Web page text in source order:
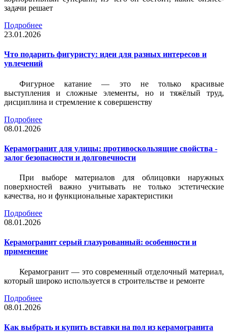
задачи решает
Подробнее
23.01.2026
Что подарить фигуристу: идеи для разных интересов и
увлечений
Фигурное катание — это не только красивые
выступления и сложные элементы, но и тяжёлый труд,
дисциплина и стремление к совершенству
Подробнее
08.01.2026
Керамогранит для улицы: противоскользящие свойства -
залог безопасности и долговечности
При выборе материалов для облицовки наружных
поверхностей важно учитывать не только эстетические
качества, но и функциональные характеристики
Подробнее
08.01.2026
Керамогранит серый глазурованный: особенности и
применение
Керамогранит — это современный отделочный материал,
который широко используется в строительстве и ремонте
Подробнее
08.01.2026
Как выбрать и купить вставки на пол из керамогранита